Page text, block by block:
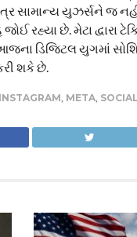
સામાન્ય યુઝર્સને જ
રહ્યા છે. મેટા
ડિજિટલ યુગમાં
શકે છે.
INSTAGRAM, META,